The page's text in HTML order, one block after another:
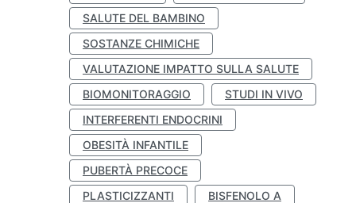
SALUTE DEL BAMBINO
SOSTANZE CHIMICHE
VALUTAZIONE IMPATTO SULLA SALUTE
BIOMONITORAGGIO
STUDI IN VIVO
INTERFERENTI ENDOCRINI
OBESITÀ INFANTILE
PUBERTÀ PRECOCE
PLASTICIZZANTI
BISFENOLO A